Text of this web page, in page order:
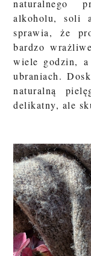
naturalnego
alkoholu, soli
sprawia, że
bardzo
wiele godzin,
ubraniach.
naturalną
delikatny, ale